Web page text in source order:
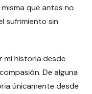
que antes no
sufrimiento sin
mi historia desde
De alguna
únicamente desde